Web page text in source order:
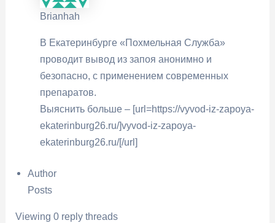
Brianhah
В Екатеринбурге «Похмельная Служба»
проводит вывод из запоя анонимно и
безопасно, с применением современных
препаратов.
Выяснить больше – [url=https://vyvod-iz-zapoya-
ekaterinburg26.ru/]vyvod-iz-zapoya-
ekaterinburg26.ru/[/url]
Author
Posts
Viewing 0 reply threads